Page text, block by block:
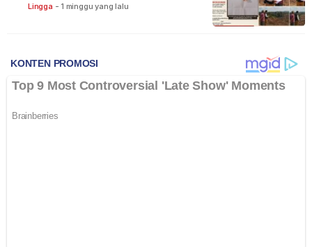
Lingga - 1 minggu yang lalu